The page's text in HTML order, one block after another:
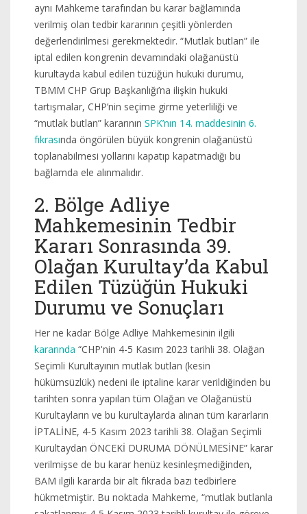
aynı Mahkeme tarafından bu karar bağlamında
verilmiş olan tedbir kararının çeşitli yönlerden
değerlendirilmesi gerekmektedir. “Mutlak butlan” ile
iptal edilen kongrenin devamındaki olağanüstü
kurultayda kabul edilen tüzüğün hukuki durumu,
TBMM CHP Grup Başkanlığı’na ilişkin hukuki
tartışmalar, CHP’nin seçime girme yeterliliği ve
“mutlak butlan” kararının SPK’nın 14. maddesinin 6.
fıkrasında öngörülen büyük kongrenin olağanüstü
toplanabilmesi yollarını kapatıp kapatmadığı bu
bağlamda ele alınmalıdır.
2. Bölge Adliye
Mahkemesinin Tedbir
Kararı Sonrasında 39.
Olağan Kurultay’da Kabul
Edilen Tüzüğün Hukuki
Durumu ve Sonuçları
Her ne kadar Bölge Adliye Mahkemesinin ilgili
kararında “CHP'nin 4-5 Kasım 2023 tarihli 38. Olağan
Seçimli Kurultayının mutlak butlan (kesin
hükümsüzlük) nedeni ile iptaline karar verildiğinden bu
tarihten sonra yapılan tüm Olağan ve Olağanüstü
Kurultayların ve bu kurultaylarda alınan tüm kararların
İPTALİNE, 4-5 Kasım 2023 tarihli 38. Olağan Seçimli
Kurultaydan ÖNCEKİ DURUMA DÖNÜLMESİNE” karar
verilmişse de bu karar henüz kesinleşmediğinden,
BAM ilgili kararda bir alt fıkrada bazı tedbirlere
hükmetmiştir. Bu noktada Mahkeme, “mutlak butlanla